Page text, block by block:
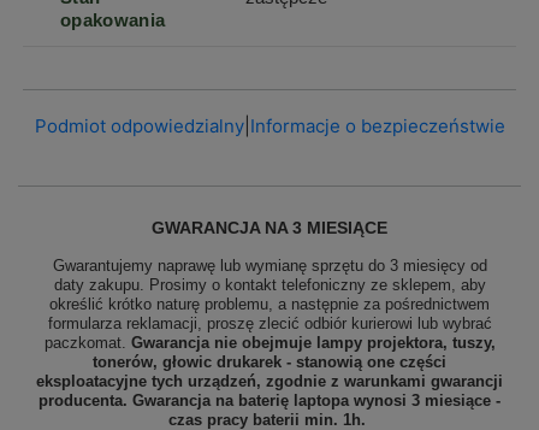
opakowania
Podmiot odpowiedzialny| Informacje o bezpieczeństwie
GWARANCJA NA 3 MIESIĄCE
Gwarantujemy naprawę lub wymianę sprzętu do 3 miesięcy od
daty zakupu. Prosimy o kontakt telefoniczny ze sklepem, aby
określić krótko naturę problemu, a następnie za pośrednictwem
formularza reklamacji, proszę zlecić odbiór kurierowi lub wybrać
paczkomat. Gwarancja nie obejmuje lampy projektora, tuszy,
tonerów, głowic drukarek - stanowią one części
eksploatacyjne tych urządzeń, zgodnie z warunkami gwarancji
producenta. Gwarancja na baterię laptopa wynosi 3 miesiące -
czas pracy baterii min. 1h.